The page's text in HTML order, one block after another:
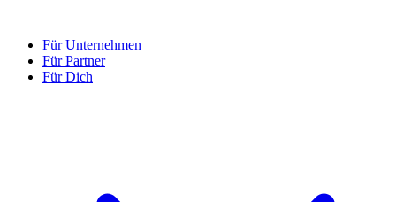
Für Unternehmen
Für Partner
Für Dich